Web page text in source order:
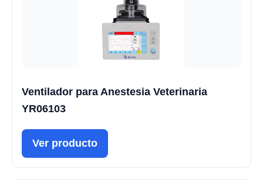
Ventilador para Anestesia Veterinaria
YR06103
Ver producto